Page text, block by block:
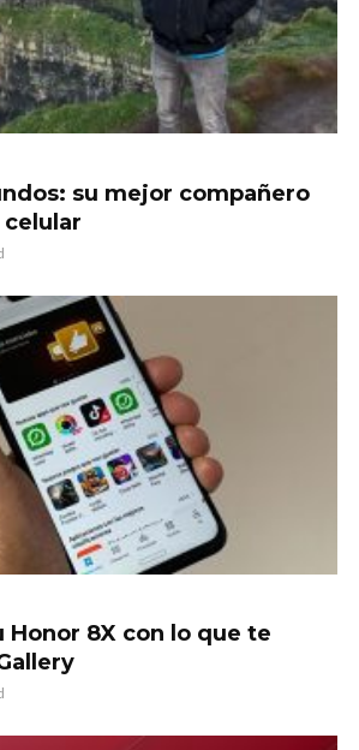
su mejor compañero
Honor 8X con lo que te